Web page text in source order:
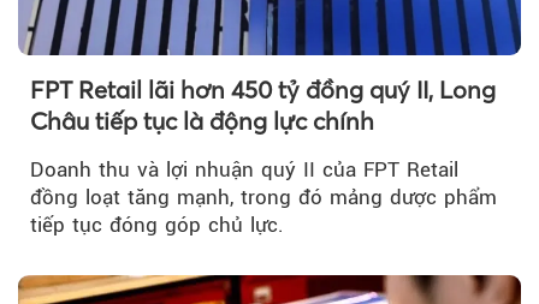
FPT Retail lãi hơn 450 tỷ đồng quý II, Long
Châu tiếp tục là động lực chính
Doanh thu và lợi nhuận quý II của FPT Retail
đồng loạt tăng mạnh, trong đó mảng dược phẩm
tiếp tục đóng góp chủ lực.